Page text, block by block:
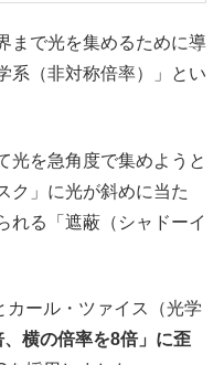
まで光を集めるために導
系（非対称倍率）」とい
を急角度で集めようと
ク」に光が斜めに当た
れる「遮蔽（シャドーイ
ール・ツァイス（光学
、横の倍率を8倍」に歪